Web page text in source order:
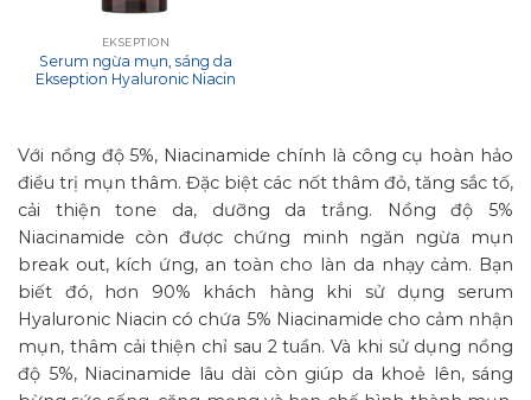
EKSEPTION
Serum ngừa mụn, sáng da
Ekseption Hyaluronic Niacin
Với nồng độ 5%, Niacinamide chính là công cụ hoàn hảo
điều trị mụn thâm. Đặc biệt các nốt thâm đỏ, tăng sắc tố,
cải thiện tone da, dưỡng da trắng. Nồng độ 5%
Niacinamide còn được chứng minh ngăn ngừa mụn
break out, kích ứng, an toàn cho làn da nhạy cảm. Bạn
biết đó, hơn 90% khách hàng khi sử dụng serum
Hyaluronic Niacin có chứa 5% Niacinamide cho cảm nhận
mụn, thâm cải thiện chỉ sau 2 tuần. Và khi sử dụng nồng
độ 5%, Niacinamide lâu dài còn giúp da khoẻ lên, sáng